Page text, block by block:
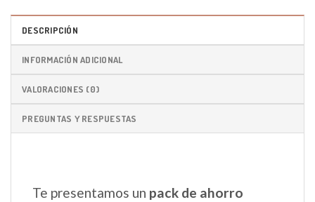
DESCRIPCIÓN
INFORMACIÓN ADICIONAL
VALORACIONES (0)
PREGUNTAS Y RESPUESTAS
Te presentamos un pack de ahorro